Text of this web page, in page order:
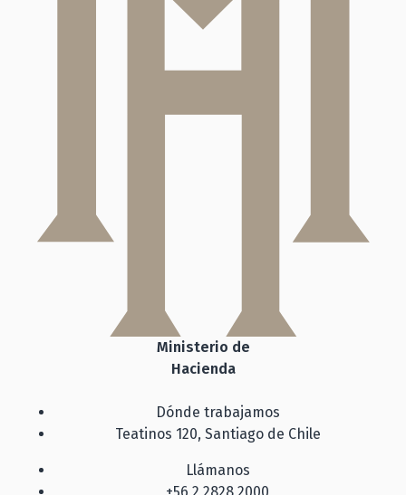
Ministerio de
Hacienda
Dónde trabajamos
Teatinos 120, Santiago de Chile
Llámanos